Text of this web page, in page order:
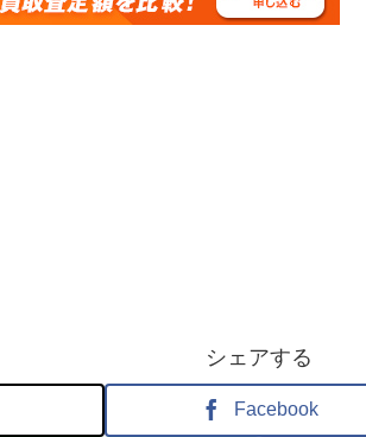
シェアする
Facebook